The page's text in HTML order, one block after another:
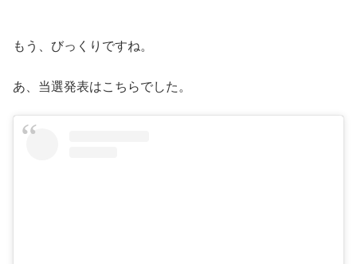
もう、びっくりですね。
あ、当選発表はこちらでした。